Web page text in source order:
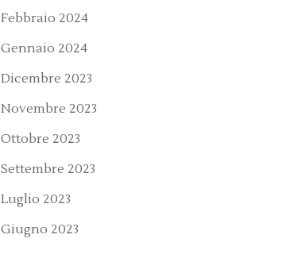
Febbraio 2024
Gennaio 2024
Dicembre 2023
Novembre 2023
Ottobre 2023
Settembre 2023
Luglio 2023
Giugno 2023